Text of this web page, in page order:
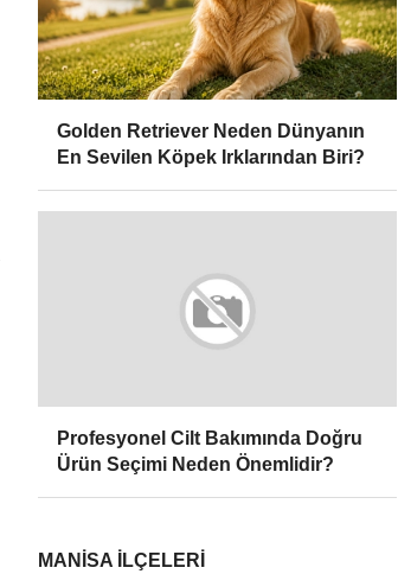
Golden Retriever Neden Dünyanın
En Sevilen Köpek Irklarından Biri?
Profesyonel Cilt Bakımında Doğru
Ürün Seçimi Neden Önemlidir?
MANISA İLÇELERI